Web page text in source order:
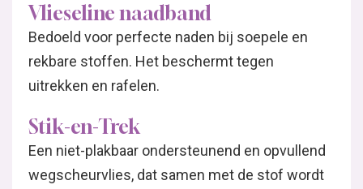
Vlieseline naadband
Bedoeld voor perfecte naden bij soepele en
rekbare stoffen. Het beschermt tegen
uitrekken en rafelen.
Stik-en-Trek
Een niet-plakbaar ondersteunend en opvullend
wegscheurvlies, dat samen met de stof wordt